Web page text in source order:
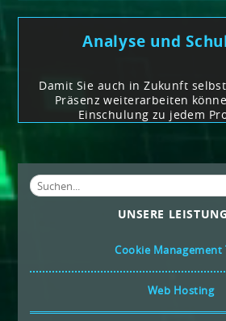
Analyse und
Damit Sie auch in Zukunft
Präsenz weiterarbeiten
Einschulung zu jedem
UNSERE
Cookie Management
Web Hosting